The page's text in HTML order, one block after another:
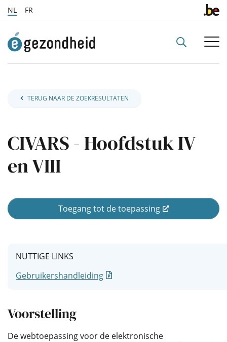
NL FR
TERUG NAAR DE ZOEKRESULTATEN
CIVARS - Hoofdstuk IV
en VIII
Toegang tot de toepassing
NUTTIGE LINKS
GebruikershandleidingNieuw venster
Voorstelling
De webtoepassing voor de elektronische